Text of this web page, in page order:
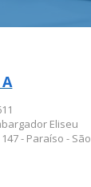
Eliseu
- Paraíso - São